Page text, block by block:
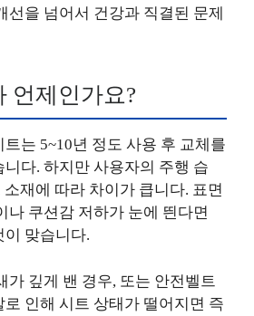
선을 넘어서 건강과 직결된 문제
언제인가요?
는 5~10년 정도 사용 후 교체를
다. 하지만 사용자의 주행 습
재에 따라 차이가 큽니다. 표면
나 쿠션감 저하가 눈에 띈다면
이 맞습니다.
가 깊게 밴 경우, 또는 안전벨트
인해 시트 상태가 떨어지면 즉